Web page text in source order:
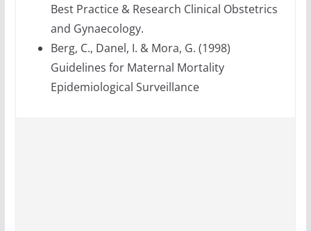
Best Practice & Research Clinical Obstetrics
and Gynaecology.
Berg, C., Danel, I. & Mora, G. (1998)
Guidelines for Maternal Mortality
Epidemiological Surveillance